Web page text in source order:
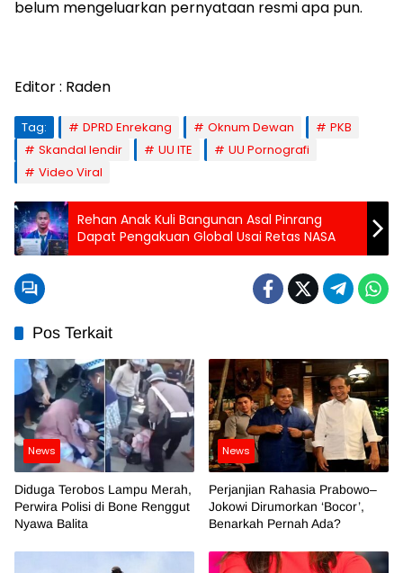
belum mengeluarkan pernyataan resmi apa pun.
Editor : Raden
Tag: DPRD Enrekang Oknum Dewan
PKB
Skandal lendir
UU ITE
UU Pornografi
Video Viral
Rehan Anak Kuli Bangunan Asal Pinrang
Dapat Pengakuan Global Usai Retas NASA
Pos Terkait
News
Diduga Terobos Lampu Merah,
Perwira Polisi di Bone Renggut
Nyawa Balita
News
Perjanjian Rahasia Prabowo–
Jokowi Dirumorkan ‘Bocor’,
Benarkah Pernah Ada?